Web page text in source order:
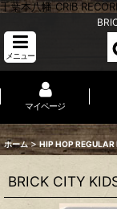
千葉本八幡 CRIB
メニュー
マイページ
ホーム > HIP HOP REGULAR
BRICK CITY